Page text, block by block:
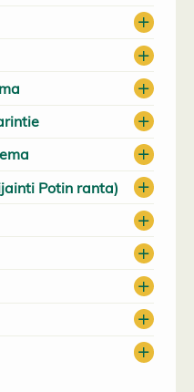
Potin ranta)